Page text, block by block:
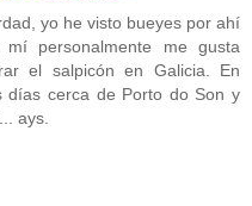
yo he visto bueyes por ahí
personalmente me gusta
el salpicón en Galicia. En
días cerca de Porto do Son y
ays.